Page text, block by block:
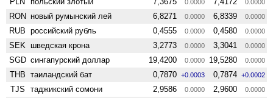
0.0000 0.0000
RON новый румынский лей 6,8271 0.0000 6,8339 0.0000
RUB российский рубль 0,4555 0.0000 0,4580 0.0000
SEK шведская крона 3,2773 0.0000 3,3041 0.0000
SGD сингапурский доллар 19,4200 0.0000 19,5280 0.0000
THB таиландский бат 0,7870 +0.0003 0,7874 +0.0002
TJS таджикский сомони 2,9586 0.0000 2,9600 0.0000